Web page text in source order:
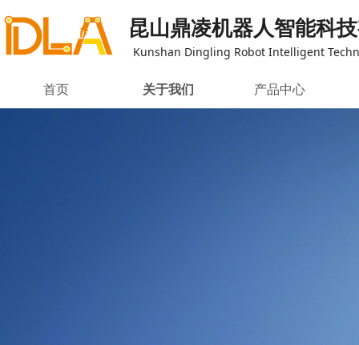
昆山鼎凌机器人智能科
Kunshan Dingling Robot Intelligent
首页 关于我们 产品中心